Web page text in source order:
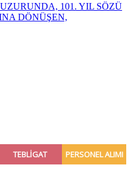
101. YIL SÖZÜ
DÖNÜŞEN,